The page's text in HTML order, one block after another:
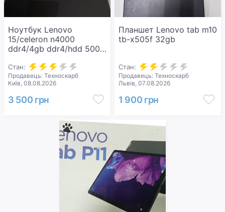
Ноутбук Lenovo
15/celeron n4000
ddr4/4gb ddr4/hdd 500
Стан:
Продавець: Техноскарб
Київ, 08.08.2026
3 500 грн
Планшет Lenovo tab m10
tb-x505f 32gb
Стан:
Продавець: Техноскарб
Львів, 07.08.2026
1 900 грн